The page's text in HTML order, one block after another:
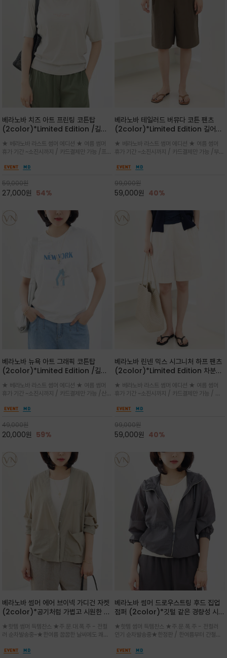
베라노바 치즈 아트 프린팅 코튼탑
(2color)*Limited Edition /길어
세요 ^^
★ 베라노바 라스트 썸머 에디션 ★ 여름 썸머
휴가 기간 ~소진시까지 / 카드결제만 가능 /프론
러스트 프린트가 더해져 과하지 않으면서도 세련
59,000원
27,000원 54%
베라노바 테일러드 버뮤다 코튼 팬츠
(2color)*Limited Edition 길어진
^^
★ 베라노바 라스트 썸머 에디션 ★ 여름 썸머
휴가 기간 ~소진시까지 / 카드결제만 가능 /부드
은은한 매트 컬러가 고급스러운 분위기
99,000원
59,000원 40%
베라노바 뉴욕 아트 그래픽 코튼탑
(2color)*Limited Edition /길어
세요 ^^
★ 베라노바 라스트 썸머 에디션 ★ 여름 썸머
휴가 기간 ~소진시까지 / 카드결제만 가능 /산뜻
레터링과 감각적인 일러스트 프린트가 어우러져
49,000원
20,000원 59%
베라노바 린넨 믹스 시그니처 하프 팬츠
(2color)*Limited Edition 차분한
진 여름의 끝자락까지 멋스럽게 연출하
세요 ^^
★ 베라노바 라스트 썸머 에디션 ★ 여름 썸머
휴가 기간 ~소진시까지 / 카드결제만 가능 / 앞
게 체형을 커버해 우아한 비율을 완성
99,000원
59,000원 40%
베라노바 썸머 에어 브이넥 가디건 자켓
(2color)*공기처럼 가볍고 시원한 나
브이넥 디자인이라 부담없이 쓱쓱~걸치
는 꾸안꾸!!가볍고 바스락한 나일론 블렌
드 소재감이 세련된 무드를 더해주는 가
★핫템 썸머 득템찬스 ★주.문.대.폭.주 - 전컬
러 순차발송중~★한여름 꿉꿉한 날씨에도 쾌적
일 자켓은 가벼운 무게감과 방수성 덕분에 여름
베라노바 썸머 드로우스트링 후드 집업
점퍼 (2color)*깃털 같은 경량성 시원
(Volume Fit)가볍지만 입체적인 실
루엣을 유지하는 구조적 디자인
★핫템 썸머 득템찬스 ★주.문.폭.주 - 전컬러
인기 순차발송중★한정판 / 한여름부터 간절기
단 스토퍼 디테일로 핏 조절이 가능해 실용적/바